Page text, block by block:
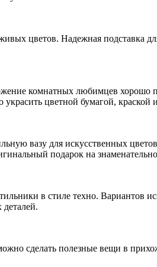
цветов. Надежная подставка
комнатных любимцев хорошо
цветной бумагой, краской
вазу для искусственных
подарок на
в стиле техно. Вариантов
сделать полезные вещи в